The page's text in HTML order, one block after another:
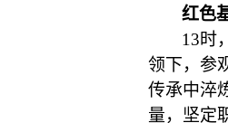
红色
13时
领下，参
传承中淬
量，坚定